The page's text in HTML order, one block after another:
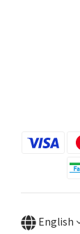
English